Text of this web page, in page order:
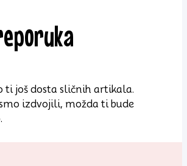
ti još dosta sličnih artikala.
izdvojili, možda ti bude